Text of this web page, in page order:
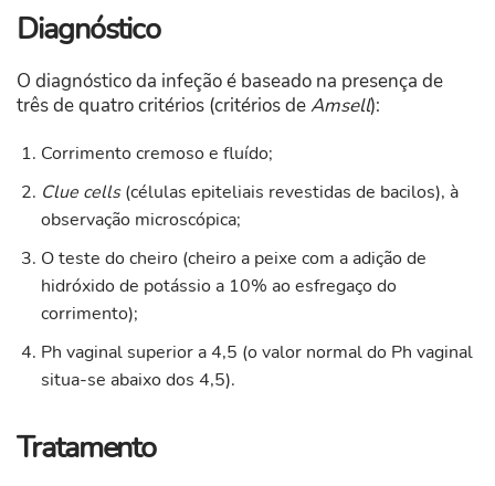
Diagnóstico
O diagnóstico da infeção é baseado na presença de
três de quatro critérios (critérios deAmsell):
Corrimento cremoso e fluído;
Clue cells(células epiteliais revestidas de bacilos), à
observação microscópica;
O teste do cheiro (cheiro a peixe com a adição de
hidróxido de potássio a 10% ao esfregaço do
corrimento);
Ph vaginal superior a 4,5 (o valor normal do Ph vaginal
situa-se abaixo dos 4,5).
Tratamento